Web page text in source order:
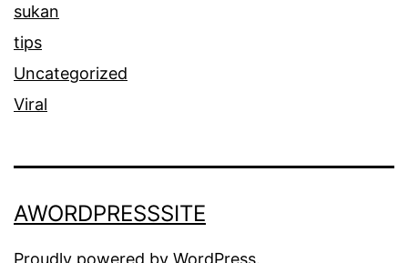
sukan
tips
Uncategorized
Viral
AWORDPRESSSITE
Proudly powered by WordPress.